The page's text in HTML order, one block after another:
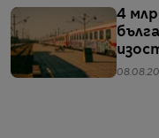
4